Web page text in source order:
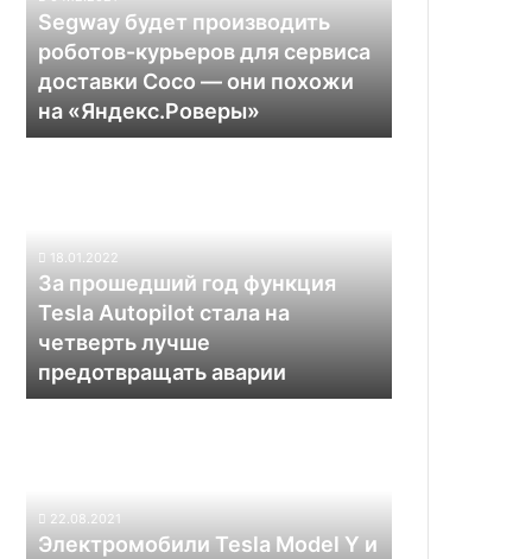
для
сервиса
доставки Coco —
они
похожи
на «Яндекс.Роверы»
Segway будет производить
роботов-курьеров для сервиса
доставки Coco — они похожи
на «Яндекс.Роверы»
Autopilot
на
четверть
лучше
предотвращать
18.01.2022
За прошедший год функция
Tesla Autopilot стала на
четверть лучше
предотвращать аварии
Model
22.08.2021
Электромобили Tesla Model Y и